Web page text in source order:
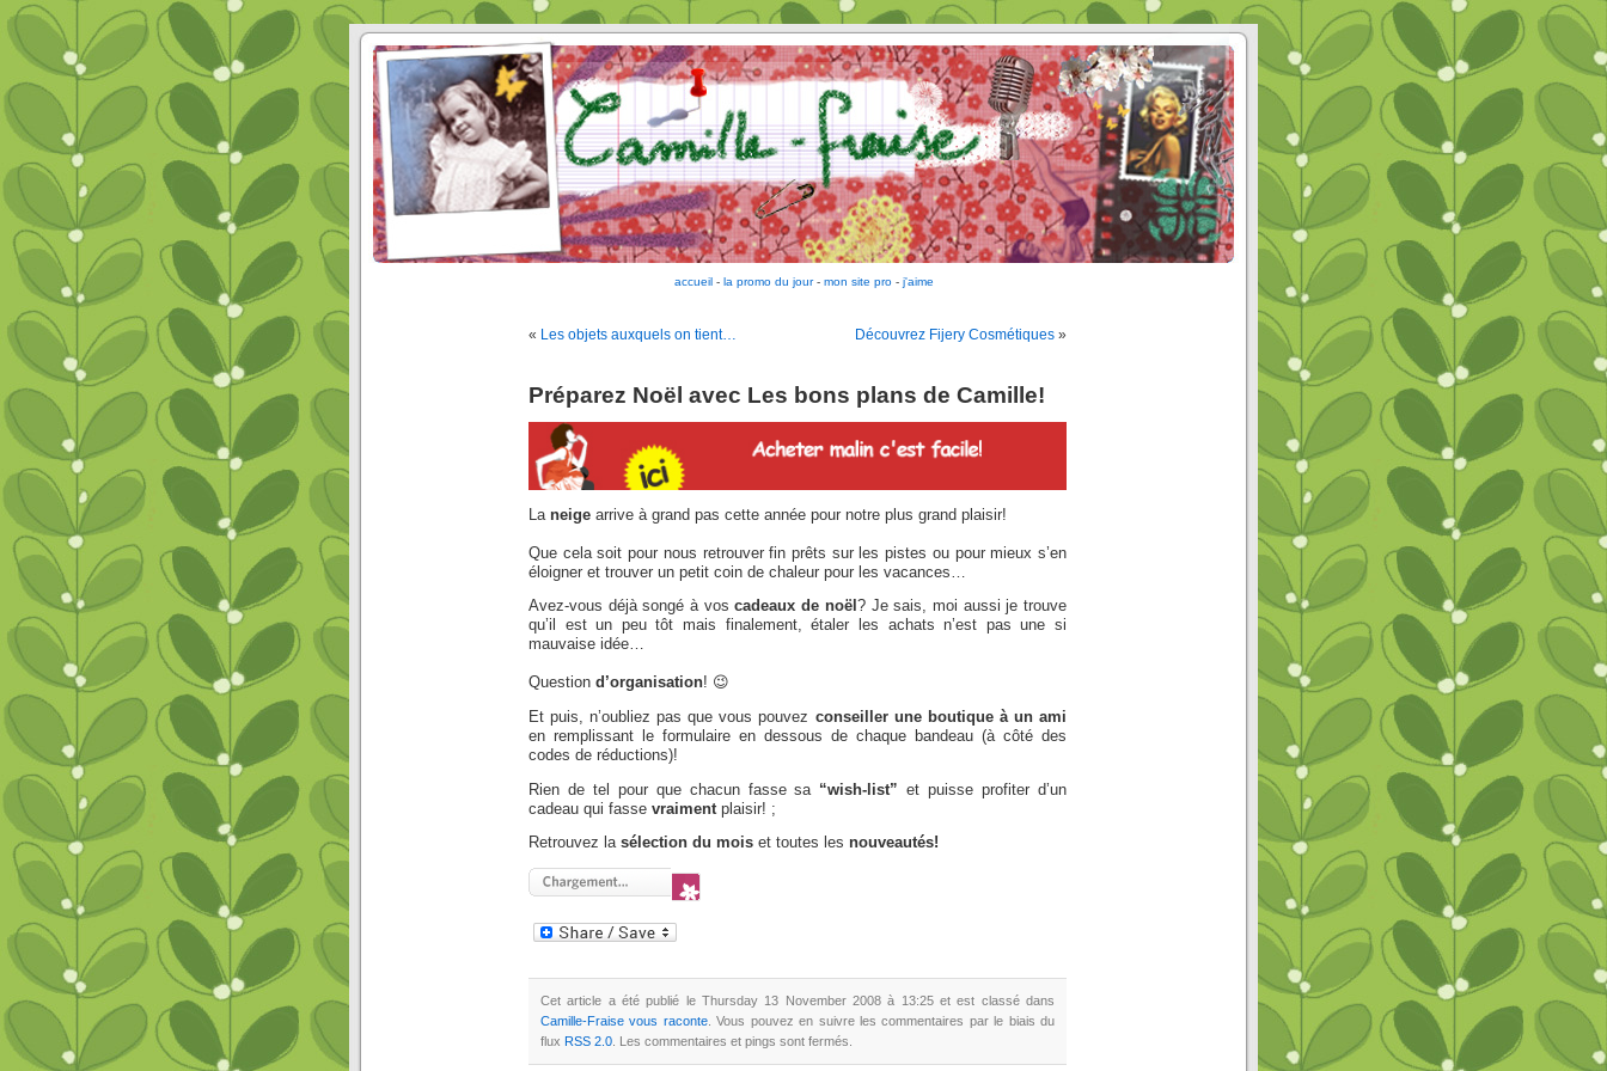
accueil- la promo du jour- mon site pro- j'aime
« Les objets auxquels on tient… Découvrez Fijery Cosmétiques »
Préparez Noël avec Les bons plans de Camille!
La neige arrive à grand pas cette année pour notre plus grand plaisir!
Que cela soit pour nous retrouver fin prêts sur les pistes ou pour mieux s’en
éloigner et trouver un petit coin de chaleur pour les vacances…
Avez-vous déjà songé à voscadeaux de noël ? Je sais, moi aussi je trouve
qu’il est un peu tôt mais finalement, étaler les achats n’est pas une si
mauvaise idée…
Question d’organisation! 😉
Et puis, n’oubliez pas que vous pouvez conseiller une boutique à un ami
en remplissant le formulaire en dessous de chaque bandeau (à côté des
codes de réductions)!
Rien de tel pour que chacun fasse sa “wish-list” et puisse profiter d’un
cadeau qui fasse vraiment plaisir! ;
Retrouvez la sélection du mois et toutes les nouveautés!
Cet article a été publié le Thursday 13 November 2008 à 13:25 et est classé dans
Camille-Fraise vous raconte. Vous pouvez en suivre les commentaires par le biais du
flux RSS 2.0 . Les commentaires et pings sont fermés.